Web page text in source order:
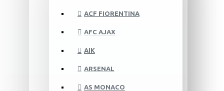
ACF FIORENTINA
AFC AJAX
AIK
ARSENAL
AS MONACO